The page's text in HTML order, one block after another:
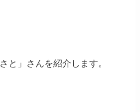
と」さんを紹介します。